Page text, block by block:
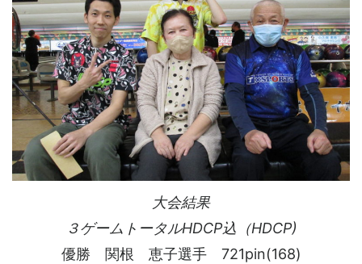
大会結果
３ゲームトータルHDCP込（HDCP)
優勝 関根 恵子選手 721pin(168)